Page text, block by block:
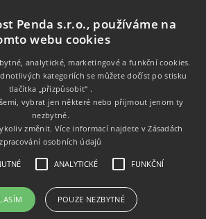
Informace
Zákaznický servis
Penda s.r.o., používáme na
webu cookies
analytické, marketingové a funkční cookies.
kategoriích se můžete dočíst po stisku
tlačítka „přizpůsobit“ .
vybrat jen některé nebo přijmout jenom ty
nezbytné.
změnit. Více informací najdete vZásadách
zpracování osobních údajů
ANALYTICKÉ FUNKČNÍ
POUZE NEZBYTNÉ